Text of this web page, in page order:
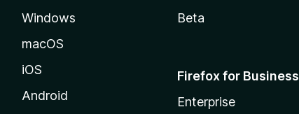
Windows
macOS
iOS
Android
Beta
Firefox for Business
Enterprise